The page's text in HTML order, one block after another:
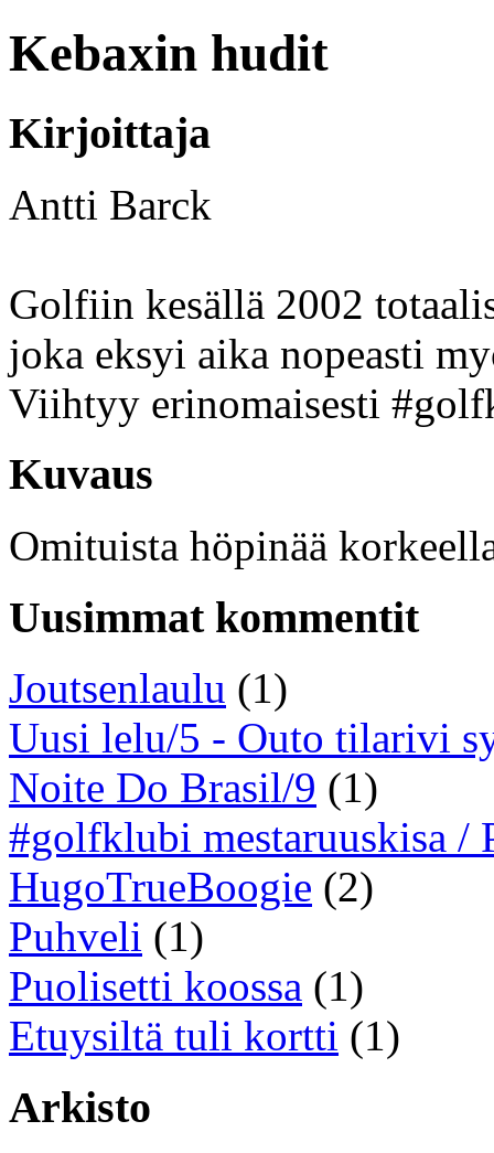
Kebaxin hudit
Kirjoittaja
Antti Barck
Golfiin kesällä 2002
joka eksyi aika nopeasti
Viihtyy erinomaisesti
Kuvaus
Omituista höpinää
Uusimmat kommentit
Joutsenlaulu (1)
Uusi lelu/5 - Outo tilarivi
Noite Do Brasil/9 (1)
#golfklubi mestaruuskisa /
HugoTrueBoogie (2)
Puhveli (1)
Puolisetti koossa (1)
Etuysiltä tuli kortti (1)
Arkisto